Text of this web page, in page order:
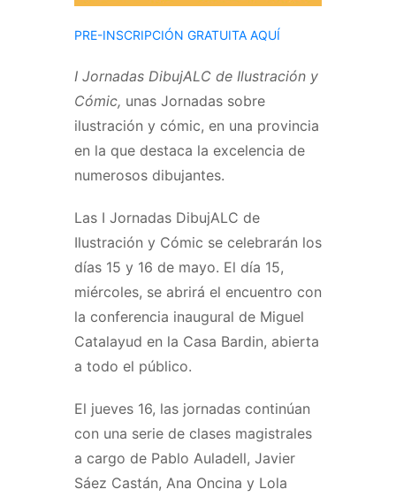
PRE-INSCRIPCIÓN GRATUITA AQUÍ
I Jornadas DibujALC de Ilustración y
Cómic, unas Jornadas sobre
ilustración y cómic, en una provincia
en la que destaca la excelencia de
numerosos dibujantes.
Las I Jornadas DibujALC de
Ilustración y Cómic se celebrarán los
días 15 y 16 de mayo. El día 15,
miércoles, se abrirá el encuentro con
la conferencia inaugural de Miguel
Catalayud en la Casa Bardin, abierta
a todo el público.
El jueves 16, las jornadas continúan
con una serie de clases magistrales
a cargo de Pablo Auladell, Javier
Sáez Castán, Ana Oncina y Lola